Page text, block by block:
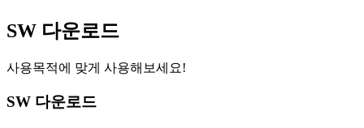
SW 다운로드
사용목적에 맞게 사용해보세요!
SW 다운로드